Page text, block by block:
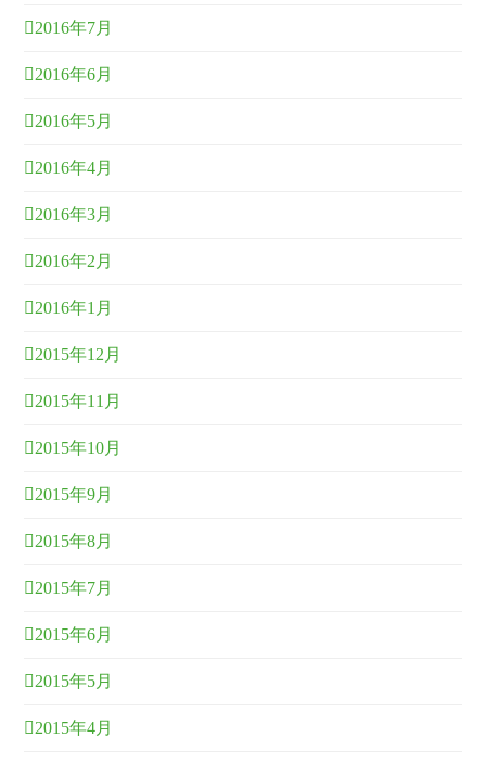
2016年7月
2016年6月
2016年5月
2016年4月
2016年3月
2016年2月
2016年1月
2015年12月
2015年11月
2015年10月
2015年9月
2015年8月
2015年7月
2015年6月
2015年5月
2015年4月